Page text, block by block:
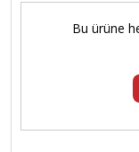
Bu ürüne